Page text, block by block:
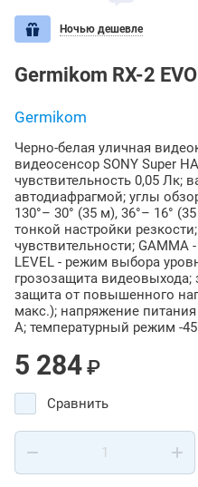
Ночью дешевле
Germikom RX-2
Germikom
Черно-белая уличная
видеосенсор SONY Super
чувствительность 0,05 Лк;
автодиафрагмой; углы
130°– 30° (35 м), 36°– 16°
тонкой настройки
чувствительности;
LEVEL - режим выбора
грозозащита
защита от повышенного
макс.); напряжение
А; температурный режим -
5 284 ₽
Сравнить